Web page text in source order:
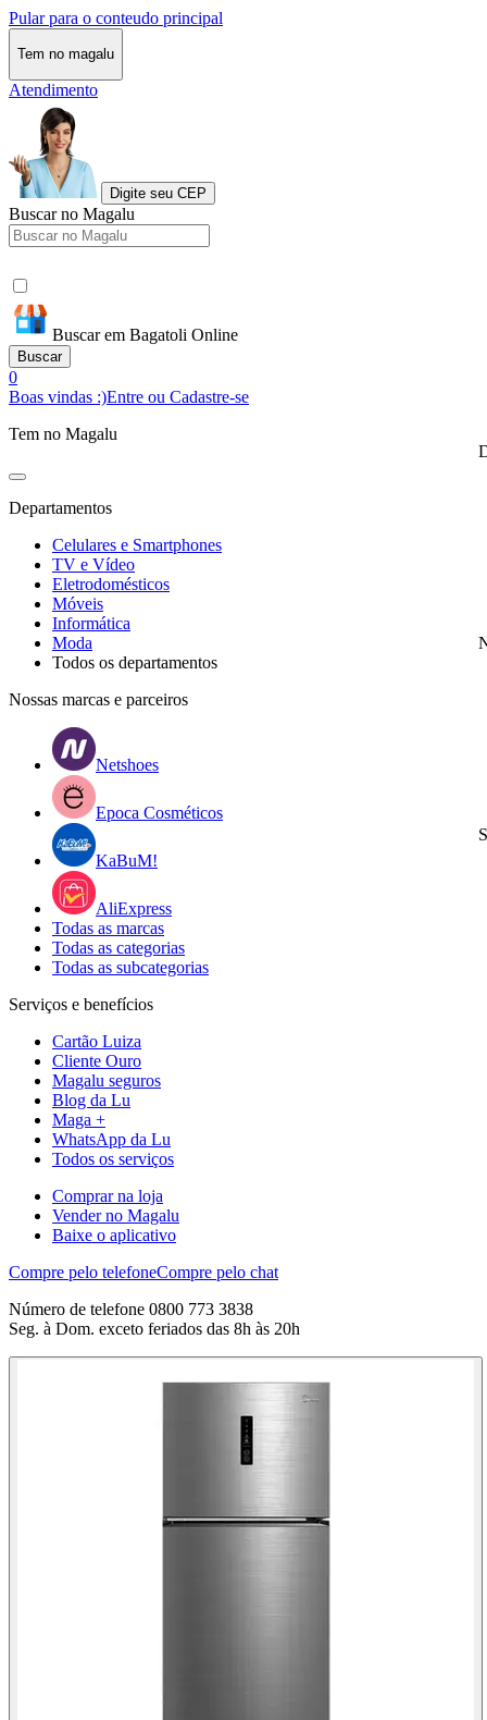
Pular para o conteudo principal
Tem no magalu
Atendimento
Digite seu CEP
Buscar no Magalu
Buscar em Bagatoli Online
Buscar
0
Boas vindas :)Entre ou Cadastre-se
Tem no Magalu
Departamentos
Celulares e Smartphones
TV e Vídeo
Eletrodomésticos
Móveis
Informática
Moda
Todos os departamentos
Nossas marcas e parceiros
Netshoes
Epoca Cosméticos
KaBuM!
AliExpress
Todas as marcas
Todas as categorias
Todas as subcategorias
Serviços e benefícios
Cartão Luiza
Cliente Ouro
Magalu seguros
Blog da Lu
Maga +
WhatsApp da Lu
Todos os serviços
Comprar na loja
Vender no Magalu
Baixe o aplicativo
Compre pelo telefoneCompre pelo chat
Número de telefone 0800 773 3838
Seg. à Dom. exceto feriados das 8h às 20h